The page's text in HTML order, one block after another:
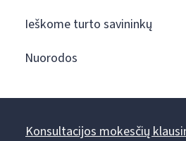
Ieškome turto savininkų
Nuorodos
Konsultacijos mokesčių